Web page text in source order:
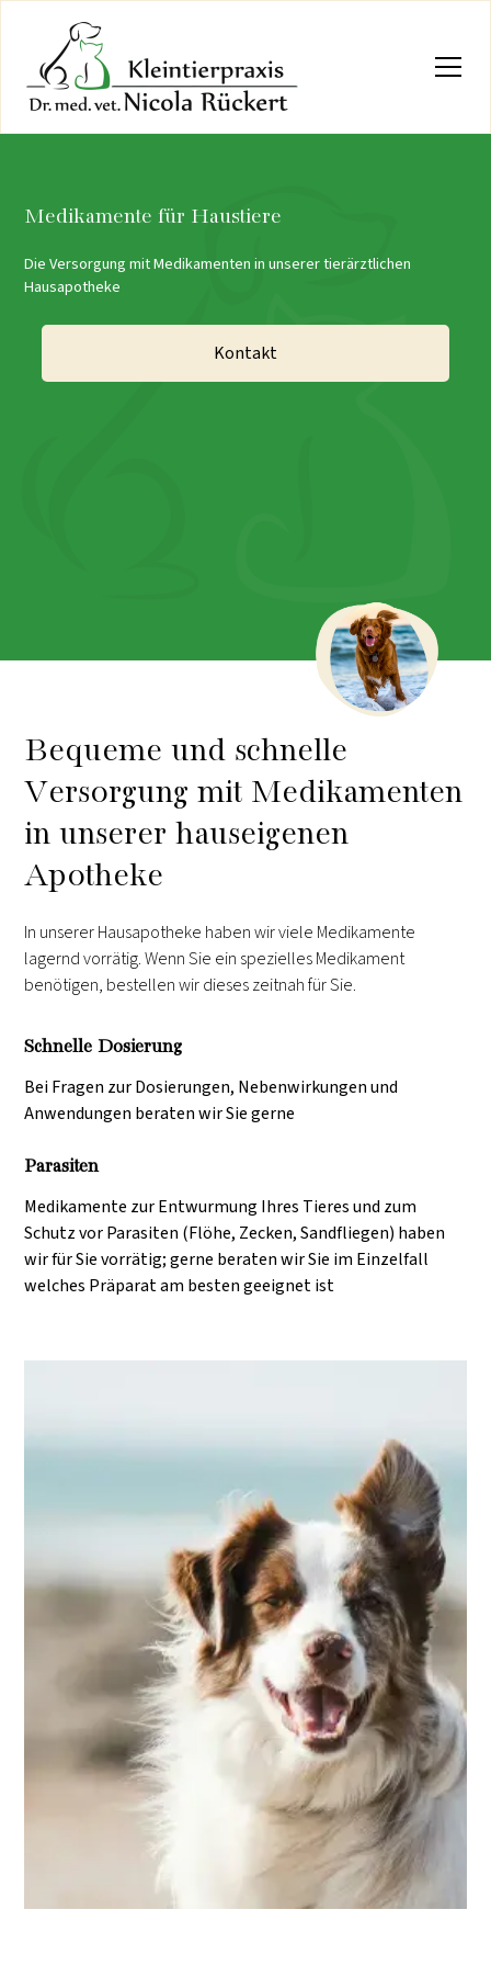
Medikamente für Haustiere
Die Versorgung mit Medikamenten in unserer tierärztlichen
Hausapotheke
Kontakt
Bequeme und schnelle
Versorgung mit Medikamenten
in unserer hauseigenen
Apotheke
In unserer Hausapotheke haben wir viele Medikamente
lagernd vorrätig. Wenn Sie ein spezielles Medikament
benötigen, bestellen wir dieses zeitnah für Sie.
Schnelle Dosierung
Bei Fragen zur Dosierungen, Nebenwirkungen und
Anwendungen beraten wir Sie gerne
Parasiten
Medikamente zur Entwurmung Ihres Tieres und zum
Schutz vor Parasiten (Flöhe, Zecken, Sandfliegen) haben
wir für Sie vorrätig; gerne beraten wir Sie im Einzelfall
welches Präparat am besten geeignet ist